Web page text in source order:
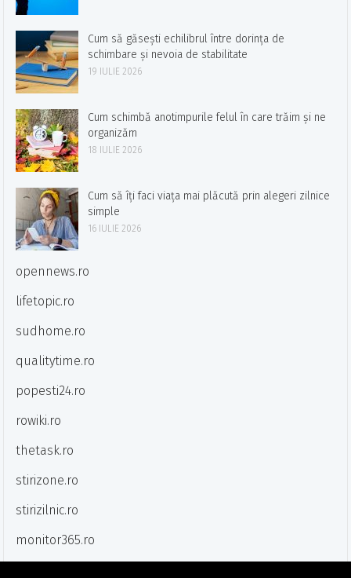
Cum să găsești echilibrul între dorința de
schimbare și nevoia de stabilitate
19 IULIE 2026
Cum schimbă anotimpurile felul în care trăim și ne
organizăm
18 IULIE 2026
Cum să îți faci viața mai plăcută prin alegeri zilnice
simple
16 IULIE 2026
opennews.ro
lifetopic.ro
sudhome.ro
qualitytime.ro
popesti24.ro
rowiki.ro
thetask.ro
stirizone.ro
stirizilnic.ro
monitor365.ro